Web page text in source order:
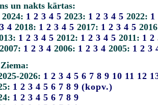
un nakts kārtas:
2024: 1 2 3 4 5 2023: 1 2 3 4 5 2022: 1
3 4 2018: 1 2 3 4 5 2017: 1 2 3 4 5
1 2 3 4 5 2012: 1 2 3 4 5 2011: 1 2
2007: 1 2 3 4 2006: 1 2 3 4 2005: 1 2 3
2026: 1 2 3 4 5 6 7 8 9 10 11 12
1 2 3 4 5 6 7 8 9 (kopv.)
1 2 3 4 5 6 7 8 9